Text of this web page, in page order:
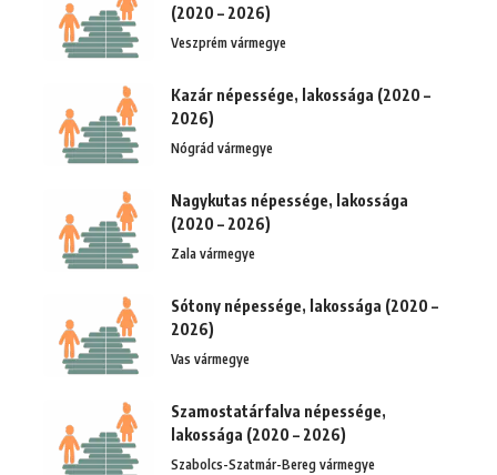
(2020 – 2026)
Veszprém vármegye
Kazár népessége, lakossága (2020 –
2026)
Nógrád vármegye
Nagykutas népessége, lakossága
(2020 – 2026)
Zala vármegye
Sótony népessége, lakossága (2020 –
2026)
Vas vármegye
Szamostatárfalva népessége,
lakossága (2020 – 2026)
Szabolcs-Szatmár-Bereg vármegye